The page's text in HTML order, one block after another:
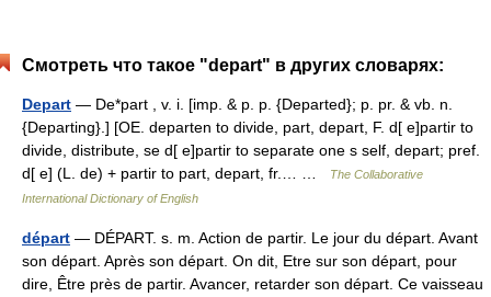
Смотреть что такое "depart" в других словарях:
Depart — De*part , v. i. [imp. & p. p. {Departed}; p. pr. & vb. n.
{Departing}.] [OE. departen to divide, part, depart, F. d[ e]partir to
divide, distribute, se d[ e]partir to separate one s self, depart; pref.
d[ e] (L. de) + partir to part, depart, fr.… …
The Collaborative
International Dictionary of English
départ — DÉPART. s. m. Action de partir. Le jour du départ. Avant
son départ. Après son départ. On dit, Etre sur son départ, pour
dire, Être près de partir. Avancer, retarder son départ. Ce vaisseau